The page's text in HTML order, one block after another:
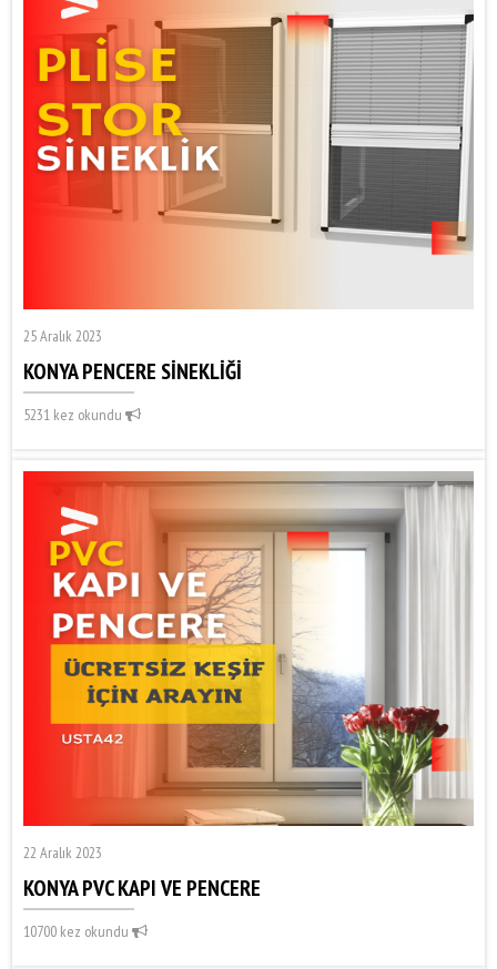
25 Aralık 2023
KONYA PENCERE SİNEKLİĞİ
5231 kez okundu
22 Aralık 2023
KONYA PVC KAPI VE PENCERE
10700 kez okundu